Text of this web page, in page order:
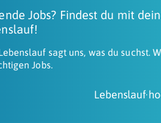
Jobs? Findest du mit
sagt uns, was du suchst.
Jobs.
Lebenslauf